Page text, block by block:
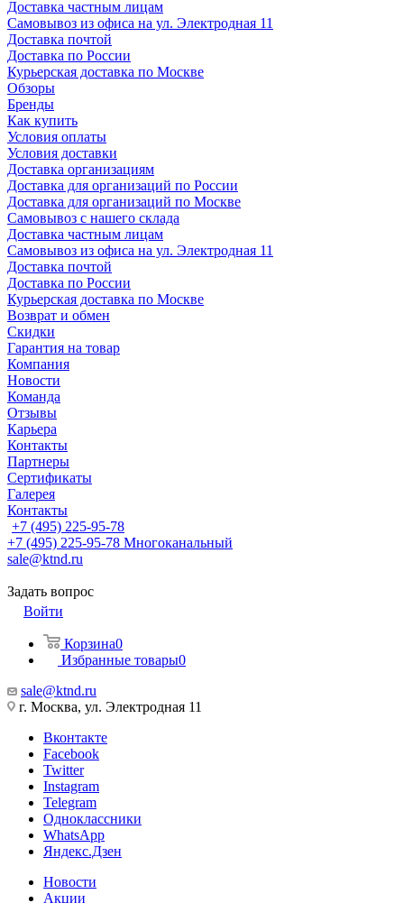
Доставка частным лицам
Самовывоз из офиса на ул. Электродная 11
Доставка почтой
Доставка по России
Курьерская доставка по Москве
Обзоры
Бренды
Как купить
Условия оплаты
Условия доставки
Доставка организациям
Доставка для организаций по России
Доставка для организаций по Москве
Самовывоз с нашего склада
Доставка частным лицам
Самовывоз из офиса на ул. Электродная 11
Доставка почтой
Доставка по России
Курьерская доставка по Москве
Возврат и обмен
Скидки
Гарантия на товар
Компания
Новости
Команда
Отзывы
Карьера
Контакты
Партнеры
Сертификаты
Галерея
Контакты
+7 (495) 225-95-78
+7 (495) 225-95-78 Многоканальный
sale@ktnd.ru
Задать вопрос
Войти
Корзина0
Избранные товары0
sale@ktnd.ru
г. Москва, ул. Электродная 11
Вконтакте
Facebook
Twitter
Instagram
Telegram
Одноклассники
WhatsApp
Яндекс.Дзен
Новости
Акции